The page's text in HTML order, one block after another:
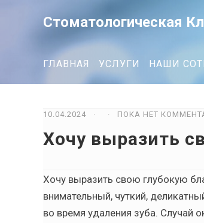
Стоматологическая
ГЛАВНАЯ УСЛУГИ НАШИ
10.04.2024 · · ПОКА НЕТ
Хочу выразить
Хочу выразить свою глубокую
внимательный, чуткий,
во время удаления зуба. Случай